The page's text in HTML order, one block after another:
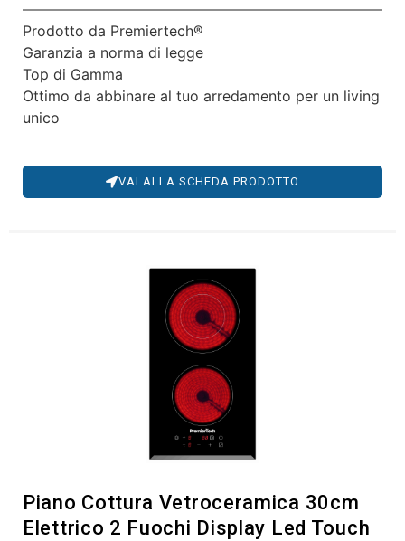
Prodotto da Premiertech®
Garanzia a norma di legge
Top di Gamma
Ottimo da abbinare al tuo arredamento per un living
unico
VAI ALLA SCHEDA PRODOTTO
Piano Cottura Vetroceramica 30cm
Elettrico 2 Fuochi Display Led Touch